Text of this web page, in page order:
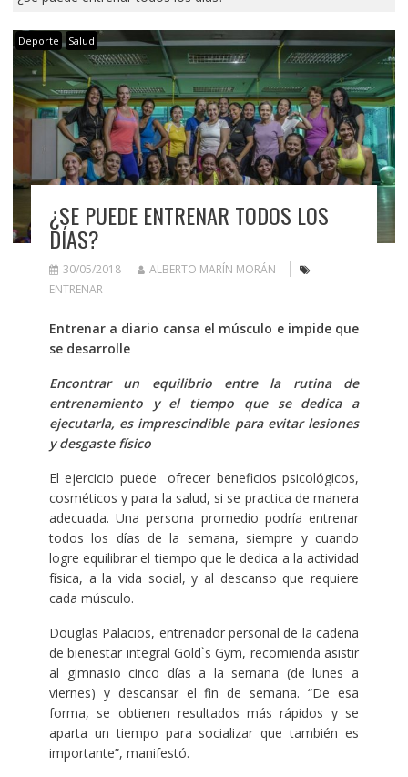
Deporte Salud
¿SE PUEDE ENTRENAR TODOS LOS
DÍAS?
30/05/2018
ALBERTO MARÍN MORÁN
ENTRENAR
Entrenar a diario cansa el músculo e impide que
se desarrolle
Encontrar un equilibrio entre la rutina de
entrenamiento y el tiempo que se dedica a
ejecutarla, es imprescindible para evitar lesiones
y desgaste físico
El ejercicio puede ofrecer beneficios psicológicos,
cosméticos y para la salud, si se practica de manera
adecuada. Una persona promedio podría entrenar
todos los días de la semana, siempre y cuando
logre equilibrar el tiempo que le dedica a la actividad
física, a la vida social, y al descanso que requiere
cada músculo.
Douglas Palacios, entrenador personal de la cadena
de bienestar integral Gold`s Gym, recomienda asistir
al gimnasio cinco días a la semana (de lunes a
viernes) y descansar el fin de semana. “De esa
forma, se obtienen resultados más rápidos y se
aparta un tiempo para socializar que también es
importante”, manifestó.